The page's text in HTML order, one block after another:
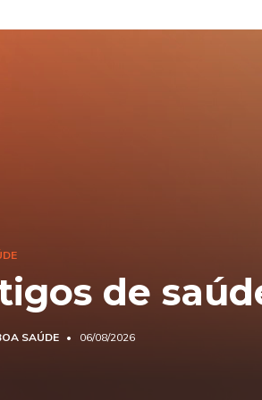
de
SAÚDE 06/08/2026